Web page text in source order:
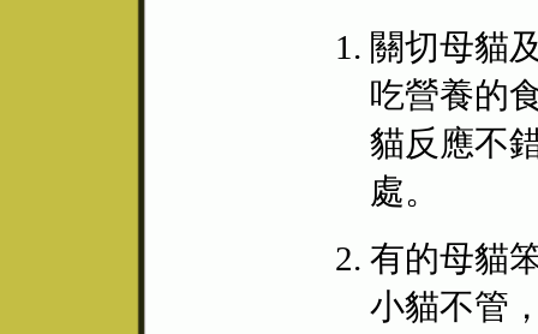
關切母貓
吃營養的
貓反應不
處。
有的母貓
小貓不管